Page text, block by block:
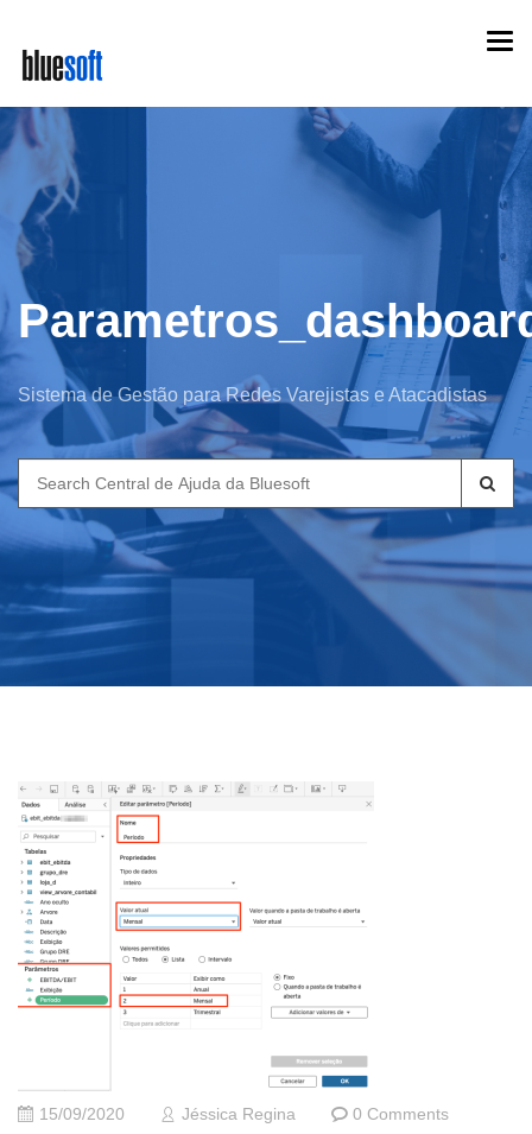
main
content
Sistema de Gestão para Redes Varejistas e Atacadistas
Search
for:
15/09/2020 Jéssica Regina 0 Comments